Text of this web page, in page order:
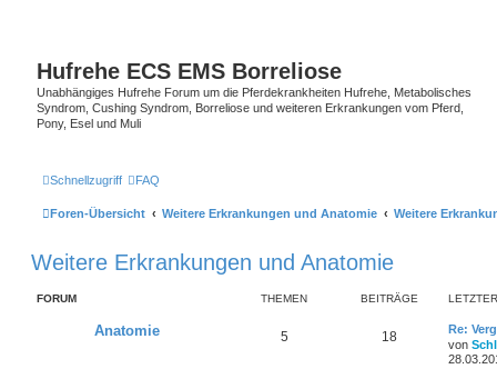
Hufrehe ECS EMS Borreliose
Unabhängiges Hufrehe Forum um die Pferdekrankheiten Hufrehe, Metabolisches
Syndrom, Cushing Syndrom, Borreliose und weiteren Erkrankungen vom Pferd,
Pony, Esel und Muli
Schnellzugriff FAQ
Foren-Übersicht Weitere Erkrankungen und Anatomie Weitere
Weitere Erkrankungen und Anatomie
FORUM THEMEN BEITRÄGE
Anatomie 5 18
Re:
von